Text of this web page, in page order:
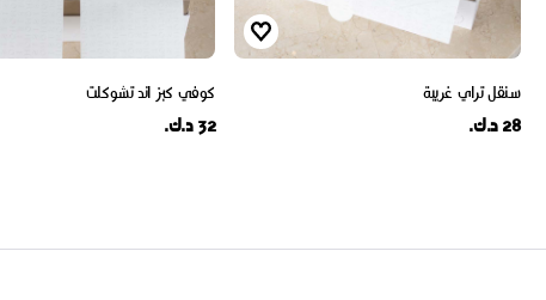
سنقل تراي غريبة
28 د.ك.
كوفي كبز اند تشوكلت
32 د.ك.